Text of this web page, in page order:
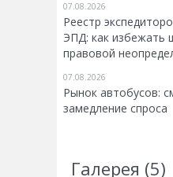
07.08.2026
Реестр
ЭПД: как избежать
правовой
07.08.2026
Рынок автобусов:
замедление спроса
Галерея (5)